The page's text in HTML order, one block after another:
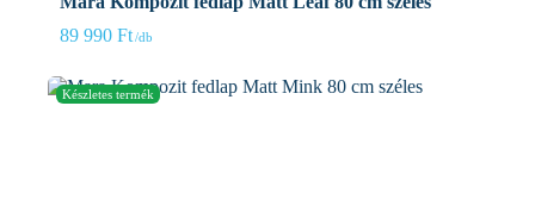
89 990 Ft